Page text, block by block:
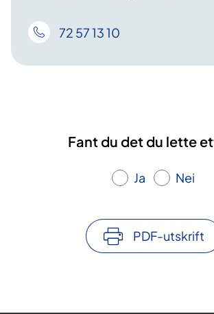
72 57 13 10
Fant du det du lette
Ja Nei
PDF-utskrift